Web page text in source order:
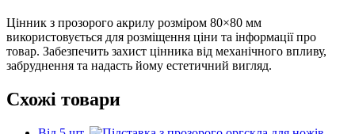
Цінник з прозорого акрилу розміром 80×80 мм
використовується для розміщення ціни та інформації про
товар. Забезпечить захист цінника від механічного впливу,
забруднення та надасть йому естетичний вигляд.
Схожі товари